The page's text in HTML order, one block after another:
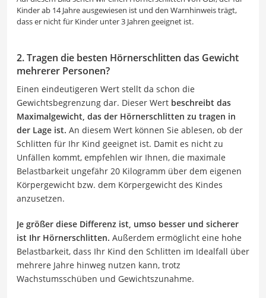
Kinder ab 14 Jahre ausgewiesen ist und den Warnhinweis trägt,
dass er nicht für Kinder unter 3 Jahren geeignet ist.
2. Tragen die besten Hörnerschlitten das Gewicht
mehrerer Personen?
Einen eindeutigeren Wert stellt da schon die
Gewichtsbegrenzung dar. Dieser Wert beschreibt das
Maximalgewicht, das der Hörnerschlitten zu tragen in
der Lage ist. An diesem Wert können Sie ablesen, ob der
Schlitten für Ihr Kind geeignet ist. Damit es nicht zu
Unfällen kommt, empfehlen wir Ihnen, die maximale
Belastbarkeit ungefähr 20 Kilogramm über dem eigenen
Körpergewicht bzw. dem Körpergewicht des Kindes
anzusetzen.
Je größer diese Differenz ist, umso besser und sicherer
ist Ihr Hörnerschlitten. Außerdem ermöglicht eine hohe
Belastbarkeit, dass Ihr Kind den Schlitten im Idealfall über
mehrere Jahre hinweg nutzen kann, trotz
Wachstumsschüben und Gewichtszunahme.